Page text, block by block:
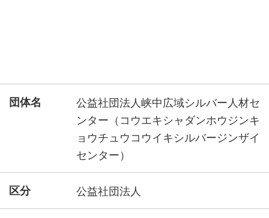
団体名
公益社団法人峡中広域シルバー人材セ
ンター（コウエキシャダンホウジンキ
ョウチュウコウイキシルバージンザイ
センター）
区分 公益社団法人